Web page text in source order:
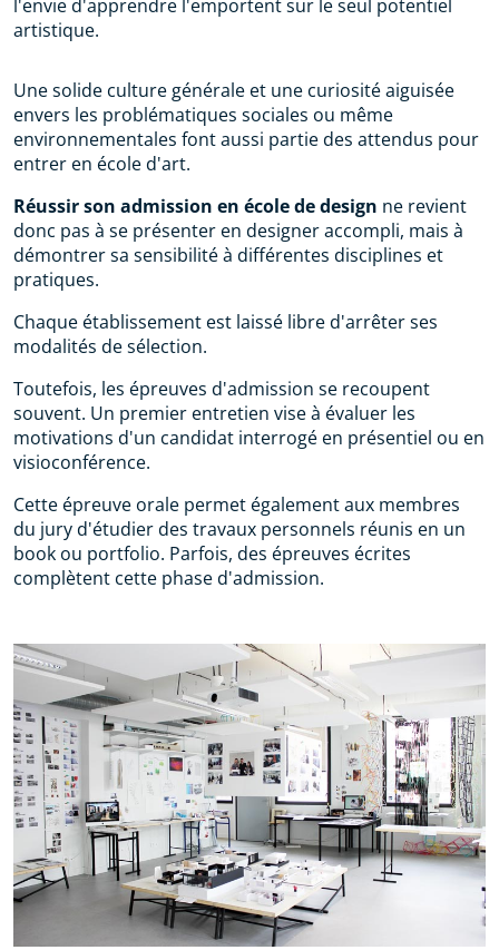
l'envie d'apprendre l'emportent sur le seul potentiel
artistique.
Une solide culture générale et une curiosité aiguisée
envers les problématiques sociales ou même
environnementales font aussi partie des attendus pour
entrer en école d'art.
Réussir son admission en école de design ne revient
donc pas à se présenter en designer accompli, mais à
démontrer sa sensibilité à différentes disciplines et
pratiques.
Chaque établissement est laissé libre d'arrêter ses
modalités de sélection.
Toutefois, les épreuves d'admission se recoupent
souvent. Un premier entretien vise à évaluer les
motivations d'un candidat interrogé en présentiel ou en
visioconférence.
Cette épreuve orale permet également aux membres
du jury d'étudier des travaux personnels réunis en un
book ou portfolio. Parfois, des épreuves écrites
complètent cette phase d'admission.